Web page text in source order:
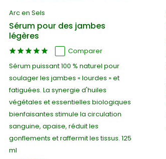
Arc en Sels
Sérum pour des jambes
légères
Comparer
Sérum puissant 100 % naturel pour
soulager les jambes « lourdes » et
fatiguées. La synergie d'huiles
végétales et essentielles biologiques
bienfaisantes stimule la circulation
sanguine, apaise, réduit les
gonflements et raffermit les tissus. 125
ml